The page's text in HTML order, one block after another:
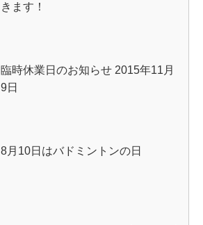
きます！
臨時休業日のお知らせ 2015年11月
9日
8月10日はバドミントンの日